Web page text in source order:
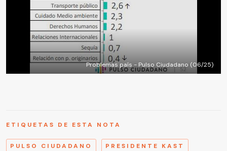
Problemas país - Pulso Ciudadano (06/25)
ETIQUETAS DE ESTA NOTA
PULSO CIUDADANO PRESIDENTE KAST